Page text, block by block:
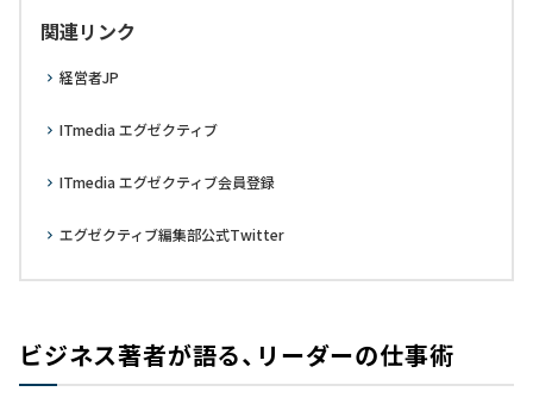
関連リンク
経営者JP
ITmedia エグゼクティブ
ITmedia エグゼクティブ会員登録
エグゼクティブ編集部公式Twitter
ビジネス著者が語る、リーダーの仕事術